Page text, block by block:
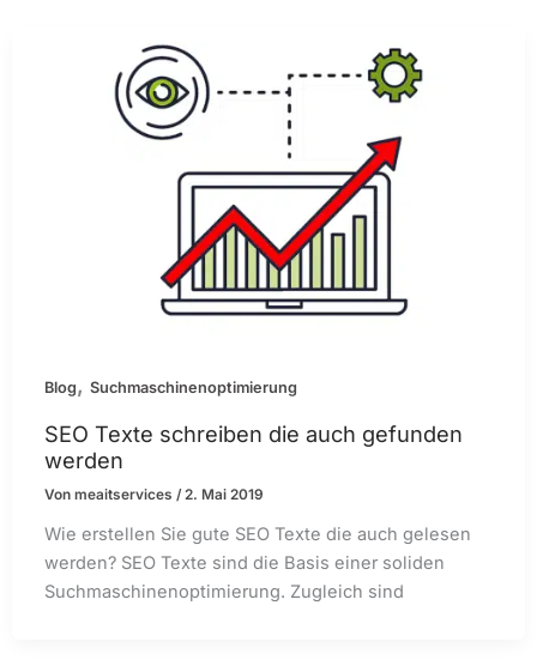
Blog,Suchmaschinenoptimierung
SEO Texte schreiben die auch gefunden
werden
Vonmeaitservices/2. Mai 2019
Wie erstellen Sie gute SEO Texte die auch gelesen
werden? SEO Texte sind die Basis einer soliden
Suchmaschinenoptimierung. Zugleich sind